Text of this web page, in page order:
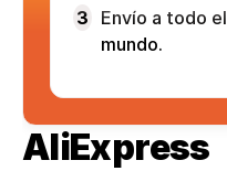
3
Envío a todo el
mundo.
AliExpress